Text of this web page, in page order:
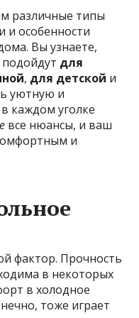
различные типы
и особенности
Вы узнаете,
для
, для детской и
уютную и
каждом уголке
все нюансы, и ваш
и
фактор. Прочность
в некоторых
в холодное
тоже играет